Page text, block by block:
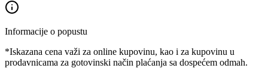
Informacije o popustu
*Iskazana cena važi za online kupovinu, kao i za kupovinu u
prodavnicama za gotovinski način plaćanja sa dospećem odmah.